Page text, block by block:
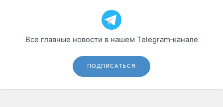
Все главные новости в нашем Telegram‑канале
ПОДПИСАТЬСЯ